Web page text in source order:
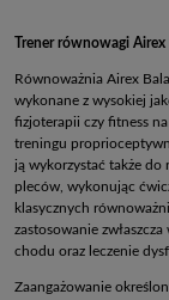
Trener równowagi
Równoważnia Airex
wykonane z wysokiej
fizjoterapii czy fitness na
treningu
ją wykorzystać także do
pleców, wykonując
klasycznych
zastosowanie
chodu oraz leczenie
Zaangażowanie